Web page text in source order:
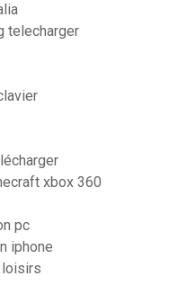
telecharger
xbox 360
pc
iphone
loisirs